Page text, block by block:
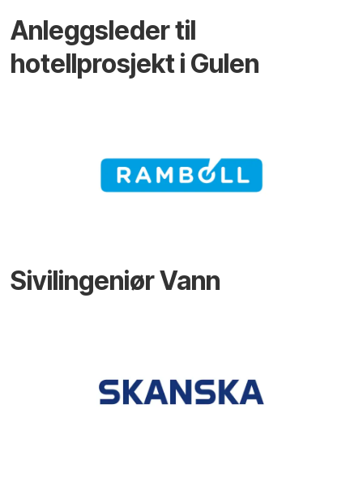
Anleggsleder til
hotellprosjekt i Gulen
Sivilingeniør Vann